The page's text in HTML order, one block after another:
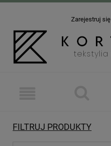
Zarejestruj się
FILTRUJ PRODUKTY